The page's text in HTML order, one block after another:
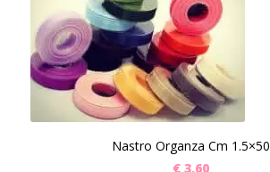
Nastro Organza Cm 1.5×50
€ 3,60